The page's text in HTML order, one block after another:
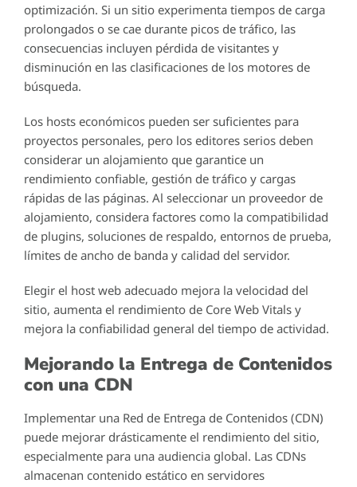
optimización. Si un sitio experimenta tiempos de carga
prolongados o se cae durante picos de tráfico, las
consecuencias incluyen pérdida de visitantes y
disminución en las clasificaciones de los motores de
búsqueda.
Los hosts económicos pueden ser suficientes para
proyectos personales, pero los editores serios deben
considerar un alojamiento que garantice un
rendimiento confiable, gestión de tráfico y cargas
rápidas de las páginas. Al seleccionar un proveedor de
alojamiento, considera factores como la compatibilidad
de plugins, soluciones de respaldo, entornos de prueba,
límites de ancho de banda y calidad del servidor.
Elegir el host web adecuado mejora la velocidad del
sitio, aumenta el rendimiento de Core Web Vitals y
mejora la confiabilidad general del tiempo de actividad.
Mejorando la Entrega de Contenidos
con una CDN
Implementar una Red de Entrega de Contenidos (CDN)
puede mejorar drásticamente el rendimiento del sitio,
especialmente para una audiencia global. Las CDNs
almacenan contenido estático en servidores